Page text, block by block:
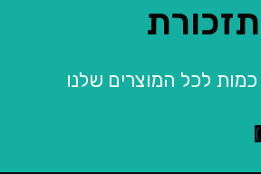
תזכורת
לכל המוצרים שלנו